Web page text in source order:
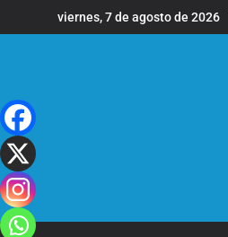
al
viernes, 7 de agosto de 2026